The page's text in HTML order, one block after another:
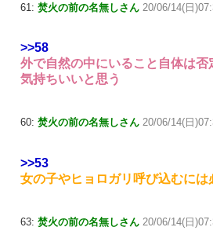
61: 焚火の前の名無しさん 20/06/14(日
>>58
外で自然の中にいること自体は否
気持ちいいと思う
60: 焚火の前の名無しさん 20/06/14(日
>>53
女の子やヒョロガリ呼び込むには
63: 焚火の前の名無しさん 20/06/14(日